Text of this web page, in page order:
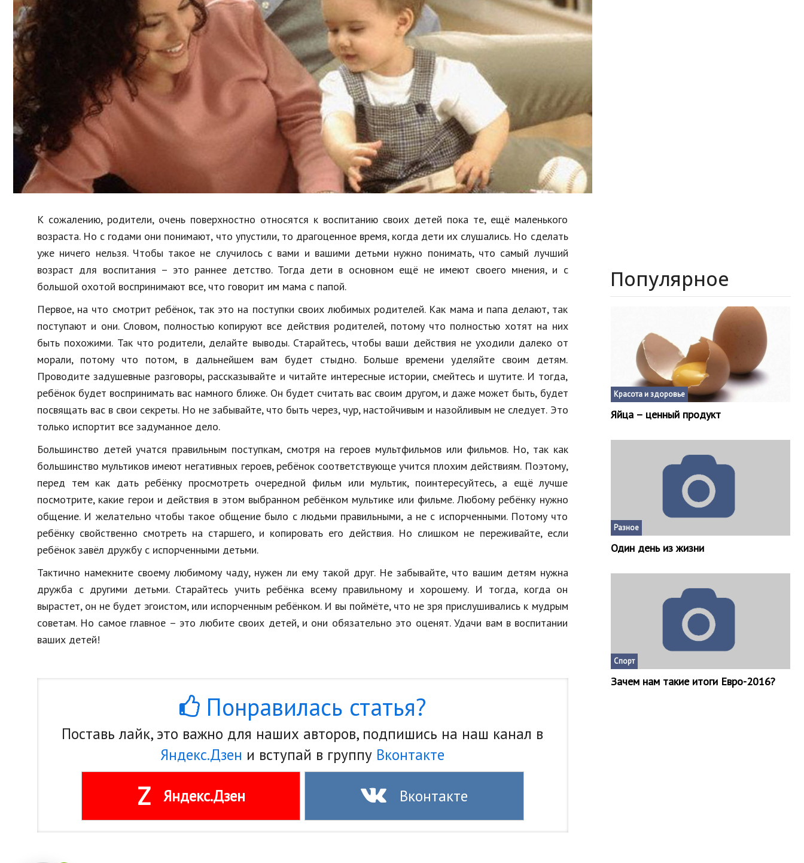
Образование
В мире
Культура
Авто, мото
Спорт
Знаменитости
Недвижимость
Спорт и фитнес
Психология и отношения
Творчество и рукоделие
Разное
Работа и бизнес
Животные
Еда и напитки
Мода и стиль
Бизнес
Финансы
Юриспруденция
Природа
Образование
Наука и технологии
К сожалению, родители, очень поверхностно относятся к воспитанию своих детей пока те, ещё маленького
возраста. Но с годами они понимают, что упустили, то драгоценное время, когда дети их слушались. Но сделать
уже ничего нельзя. Чтобы такое не случилось с вами и вашими детьми нужно понимать, что самый лучший
возраст для воспитания – это раннее детство. Тогда дети в основном ещё не имеют своего мнения, и с
большой охотой воспринимают все, что говорит им мама с папой.
Первое, на что смотрит ребёнок, так это на поступки своих любимых родителей. Как мама и папа делают, так
поступают и они. Словом, полностью копируют все действия родителей, потому что полностью хотят на них
быть похожими. Так что родители, делайте выводы. Старайтесь, чтобы ваши действия не уходили далеко от
морали, потому что потом, в дальнейшем вам будет стыдно. Больше времени уделяйте своим детям.
Проводите задушевные разговоры, рассказывайте и читайте интересные истории, смейтесь и шутите. И тогда,
ребёнок будет воспринимать вас намного ближе. Он будет считать вас своим другом, и даже может быть, будет
посвящать вас в свои секреты. Но не забывайте, что быть через, чур, настойчивым и назойливым не следует. Это
только испортит все задуманное дело.
Большинство детей учатся правильным поступкам, смотря на героев мультфильмов или фильмов. Но, так как
большинство мультиков имеют негативных героев, ребёнок соответствующе учится плохим действиям. Поэтому,
перед тем как дать ребёнку просмотреть очередной фильм или мультик, поинтересуйтесь, а ещё лучше
посмотрите, какие герои и действия в этом выбранном ребёнком мультике или фильме. Любому ребёнку нужно
общение. И желательно чтобы такое общение было с людьми правильными, а не с испорченными. Потому что
ребёнку свойственно смотреть на старшего, и копировать его действия. Но слишком не переживайте, если
ребёнок завёл дружбу с испорченными детьми.
Тактично намекните своему любимому чаду, нужен ли ему такой друг. Не забывайте, что вашим детям нужна
дружба с другими детьми. Старайтесь учить ребёнка всему правильному и хорошему. И тогда, когда он
вырастет, он не будет эгоистом, или испорченным ребёнком. И вы поймёте, что не зря прислушивались к мудрым
советам. Но самое главное – это любите своих детей, и они обязательно это оценят. Удачи вам в воспитании
ваших детей!
Понравилась статья?
Поставь лайк, это важно для наших авторов, подпишись на наш канал в
Яндекс.Дзен и вступай в группу Вконтакте
Z Яндекс.Дзен Вконтакте
Популярное
Красота и здоровье
Яйца – ценный продукт
Разное
Один день из жизни
Спорт
Зачем нам такие итоги Евро-2016?